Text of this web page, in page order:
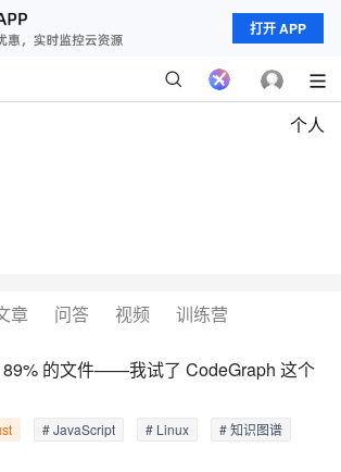
打开 APP
个人
章 问答 视频 训练营
89% 的文件——我试了 CodeGraph 这个
# JavaScript # Linux # 知识图谱